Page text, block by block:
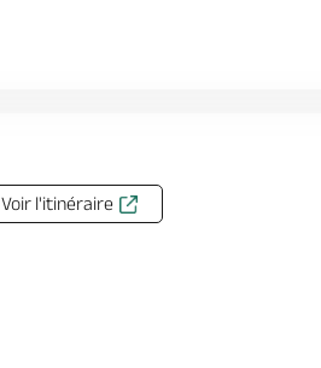
Voir l'itinéraire